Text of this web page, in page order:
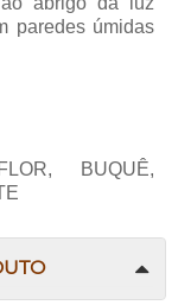
paredes úmidas
BUQUÊ,